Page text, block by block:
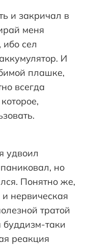
и закричал в
меня
сел
И
плашке,
всегда
удвоил
но
Понятно же,
и нервическая
тратой
буддизм-таки
реакция